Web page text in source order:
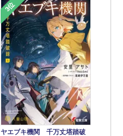
3位
ヤエブキ機関 千万丈塔踏破